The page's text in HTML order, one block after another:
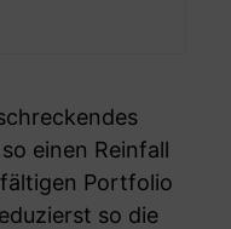
einen Reinfall
Portfolio
so die